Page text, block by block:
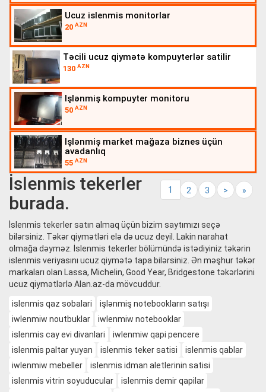
ucuz islenmis monitorlar
20 AZN
təcili ucuz qiymətə kompuyterlər satilir
130 AZN
işlənmiş kompuyter monitoru
50 AZN
işlənmiş market mağaza biznes üçün
avadanlıq
55 AZN
1 2 3 > »
İslenmis tekerler
burada.
İslenmis tekerler satın almaq üçün bizim saytımızı seçə
bilərsiniz. Təkər qiymətləri elə də ucuz deyil. Lakin narahat
olmağa dəyməz. İslenmis tekerler bölümündə istədiyiniz təkərin
islenmis veriyasını ucuz qiymətə tapa bilərsiniz. Ən məşhur təkər
markaları olan Lassa, Michelin, Good Year, Bridgestone təkərlərini
ucuz qiymətlərlə Alan.az-da mövcuddur.
islenmis qaz sobalari
işlənmiş notebookların satışı
iwlenmiw noutbuklar
iwlenmiw notebooklar
islenmis cay evi divanlari
iwlenmiw qapi pencere
islenmis paltar yuyan
islenmis teker satisi
islenmis qablar
iwlenmiw mebeller
islenmis idman aletlerinin satisi
islenmis vitrin soyuducular
islenmis demir qapilar